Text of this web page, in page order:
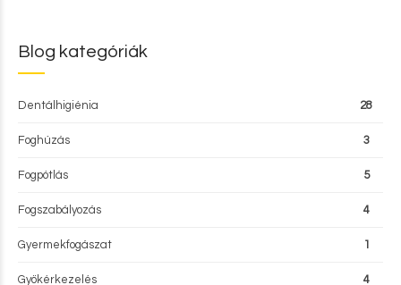
Blog kategóriák
Dentálhigiénia 28
Foghúzás 3
Fogpótlás 5
Fogszabályozás 4
Gyermekfogászat 1
Gyökérkezelés 4